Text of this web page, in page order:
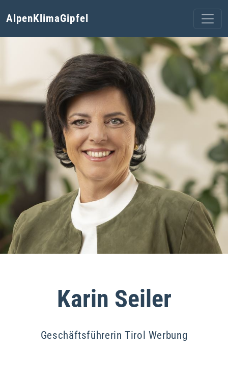
AlpenKlimaGipfel
Karin Seiler
Geschäftsführerin Tirol Werbung